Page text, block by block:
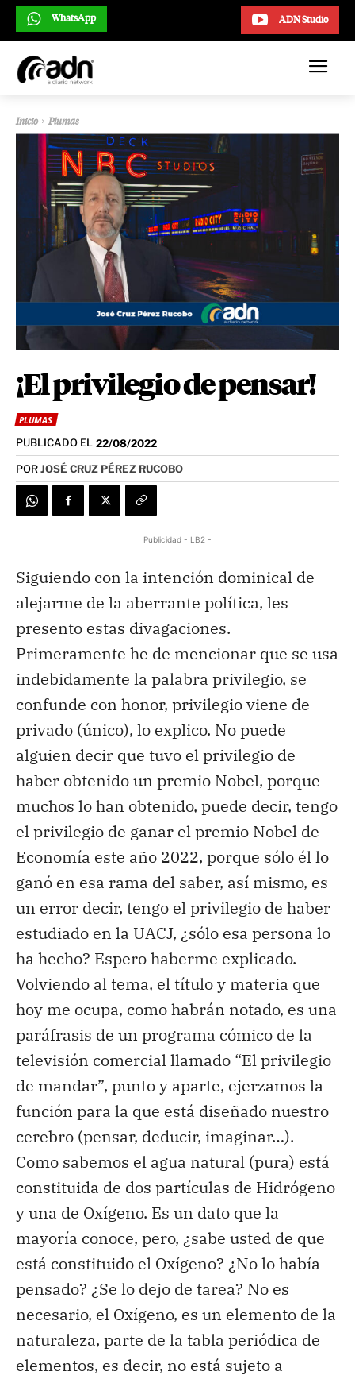
ADN Studio
WhatsApp
Inicio Plumas
¡El privilegio de pensar!
PLUMAS
PUBLICADO EL 22/08/2022
PORJOSÉ CRUZ PÉREZ RUCOBO
Publicidad - LB2 -
Siguiendo con la intención dominical de
alejarme de la aberrante política, les
presento estas divagaciones.
Primeramente he de mencionar que se usa
indebidamente la palabra privilegio, se
confunde con honor, privilegio viene de
privado (único), lo explico. No puede
alguien decir que tuvo el privilegio de
haber obtenido un premio Nobel, porque
muchos lo han obtenido, puede decir, tengo
el privilegio de ganar el premio Nobel de
Economía este año 2022, porque sólo él lo
ganó en esa rama del saber, así mismo, es
un error decir, tengo el privilegio de haber
estudiado en la UACJ, ¿sólo esa persona lo
ha hecho? Espero haberme explicado.
Volviendo al tema, el título y materia que
hoy me ocupa, como habrán notado, es una
paráfrasis de un programa cómico de la
televisión comercial llamado “El privilegio
de mandar”, punto y aparte, ejerzamos la
función para la que está diseñado nuestro
cerebro (pensar, deducir, imaginar…).
Como sabemos el agua natural (pura) está
constituida de dos partículas de Hidrógeno
y una de Oxígeno. Es un dato que la
mayoría conoce, pero, ¿sabe usted de que
está constituido el Oxígeno? ¿No lo había
pensado? ¿Se lo dejo de tarea? No es
necesario, el Oxígeno, es un elemento de la
naturaleza, parte de la tabla periódica de
elementos, es decir, no está sujeto a